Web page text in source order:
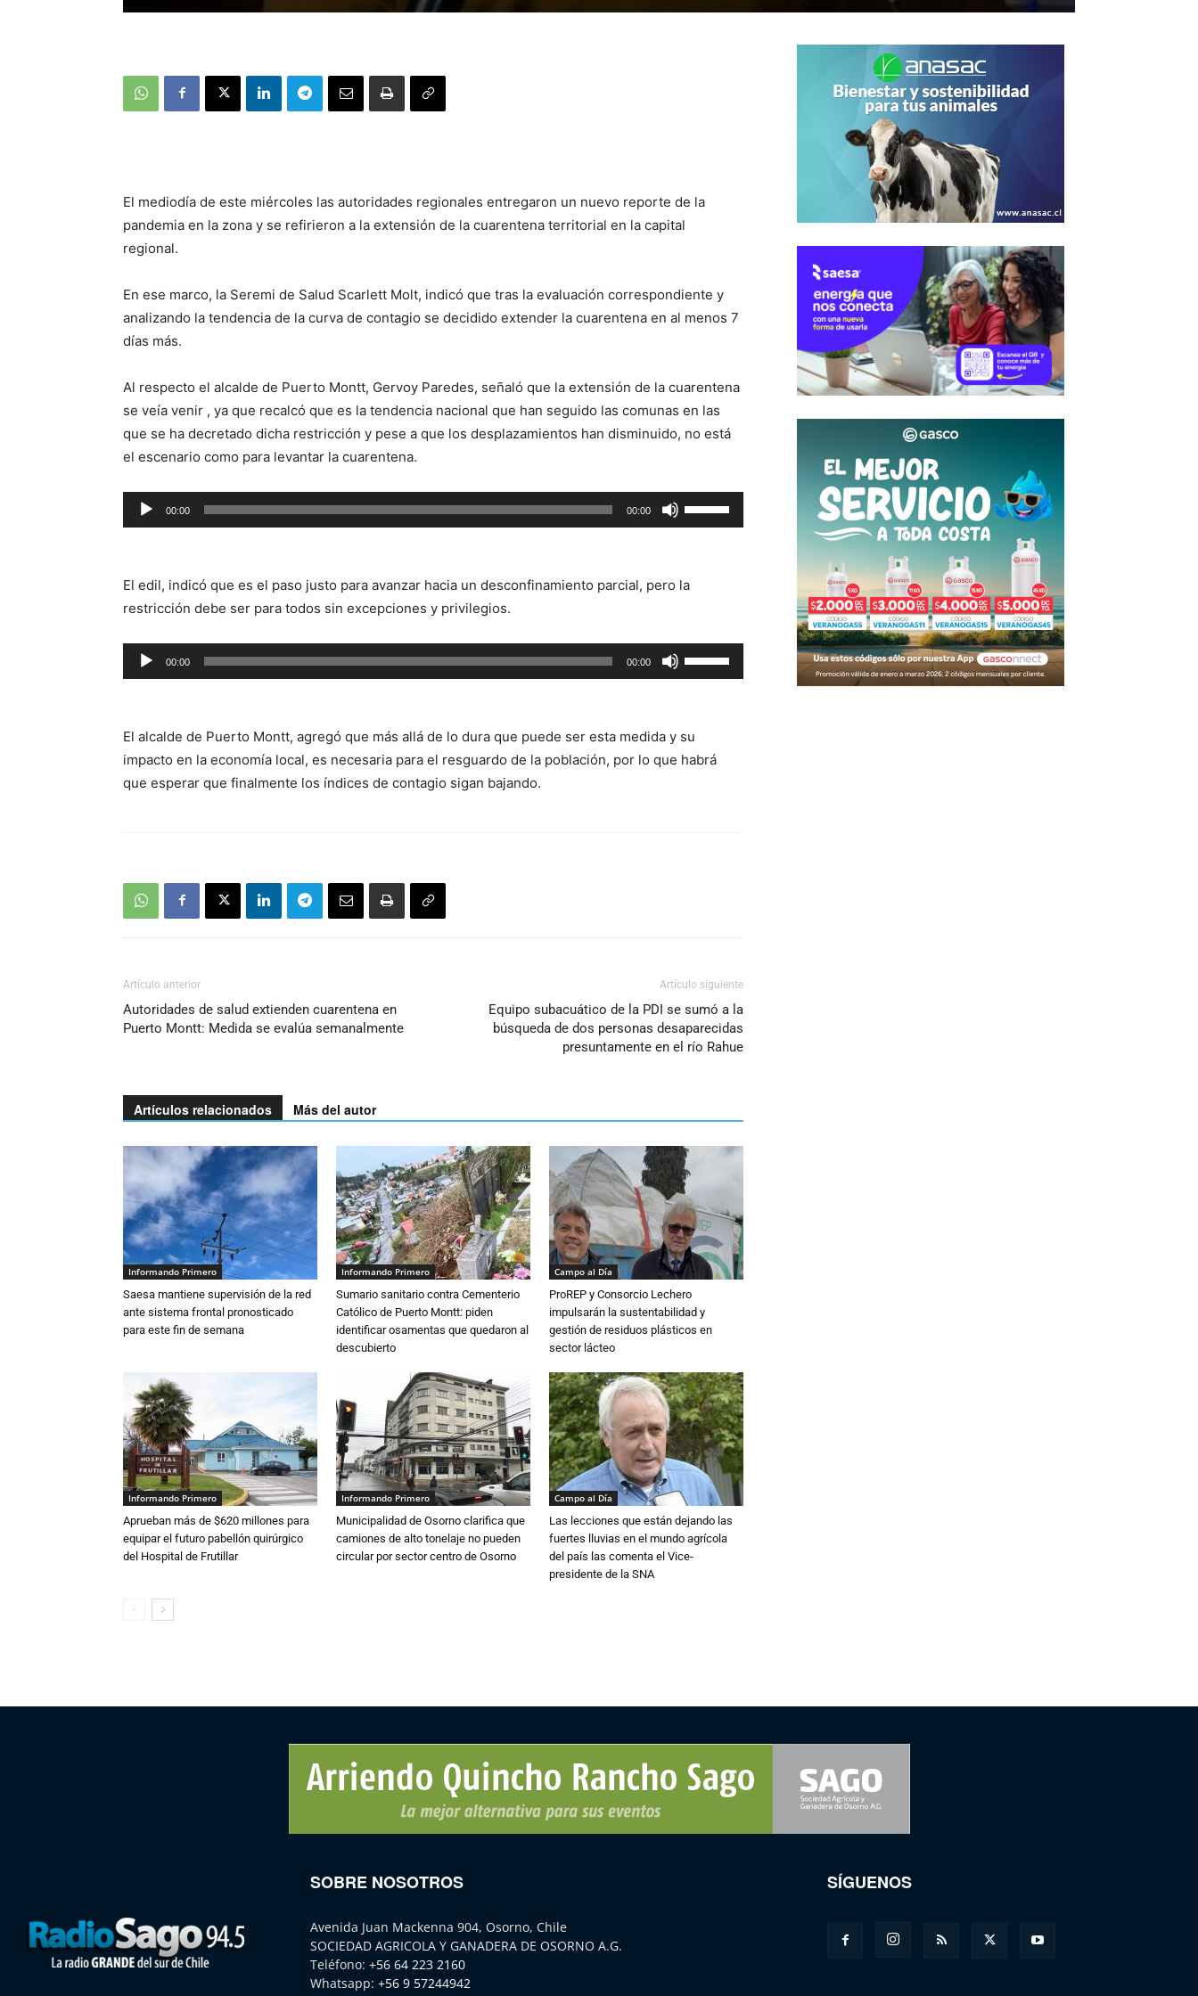
El mediodía de este miércoles las autoridades regionales entregaron un nuevo reporte de la
pandemia en la zona y se refirieron a la extensión de la cuarentena territorial en la capital
regional.
En ese marco, la Seremi de Salud Scarlett Molt, indicó que tras la evaluación correspondiente y
analizando la tendencia de la curva de contagio se decidido extender la cuarentena en al menos 7
días más.
Al respecto el alcalde de Puerto Montt, Gervoy Paredes, señaló que la extensión de la cuarentena
se veía venir , ya que recalcó que es la tendencia nacional que han seguido las comunas en las
que se ha decretado dicha restricción y pese a que los desplazamientos han disminuido, no está
el escenario como para levantar la cuarentena.
Reproductor
de
00:00 00:00
las
flecha
para
aumentar
el
volumen.
El edil, indicó que es el paso justo para avanzar hacia un desconfinamiento parcial, pero la
restricción debe ser para todos sin excepciones y privilegios.
Reproductor
de
00:00 00:00
las
flecha
arriba/abajo
El alcalde de Puerto Montt, agregó que más allá de lo dura que puede ser esta medida y su
impacto en la economía local, es necesaria para el resguardo de la población, por lo que habrá
que esperar que finalmente los índices de contagio sigan bajando.
Artículo anterior
Autoridades de salud extienden cuarentena en
Puerto Montt: Medida se evalúa semanalmente
Artículo siguiente
Equipo subacuático de la PDI se sumó a la
búsqueda de dos personas desaparecidas
presuntamente en el río Rahue
Artículos relacionados Más del autor
Informando Primero
Saesa mantiene supervisión de la red
ante sistema frontal pronosticado
para este fin de semana
Informando Primero
Sumario sanitario contra Cementerio
Católico de Puerto Montt: piden
identificar osamentas que quedaron al
descubierto
Campo al Día
ProREP y Consorcio Lechero
impulsarán la sustentabilidad y
gestión de residuos plásticos en
sector lácteo
Informando Primero
Aprueban más de $620 millones para
equipar el futuro pabellón quirúrgico
del Hospital de Frutillar
Informando Primero
Municipalidad de Osorno clarifica que
camiones de alto tonelaje no pueden
circular por sector centro de Osorno
Campo al Día
Las lecciones que están dejando las
fuertes lluvias en el mundo agrícola
del país las comenta el Vice-
presidente de la SNA
SOBRE NOSOTROS
Avenida Juan Mackenna 904, Osorno, Chile
SOCIEDAD AGRICOLA Y GANADERA DE OSORNO A.G.
Teléfono: +56 64 223 2160
Whatsapp: +56 9 57244942
SÍGUENOS